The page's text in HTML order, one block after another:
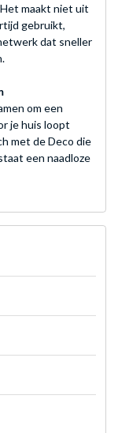
maakt niet uit
gebruikt,
dat sneller
om een
je huis loopt
met de Deco die
een naadloze